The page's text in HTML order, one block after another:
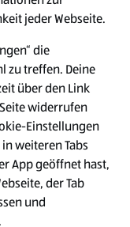
W
i
r
d
a
jeder Webseite.
die
zu treffen. Deine
über den Link
widerrufen
Einstellungen
weiteren Tabs
App geöffnet hast,
der Tab
und